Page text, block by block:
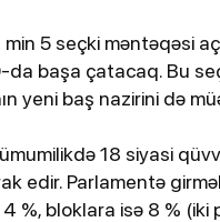
5 seçki məntəqəsi
başa çatacaq. Bu
yeni baş nazirini də
18 siyasi
edir. Parlamentə
%, bloklara isə 8 % (iki